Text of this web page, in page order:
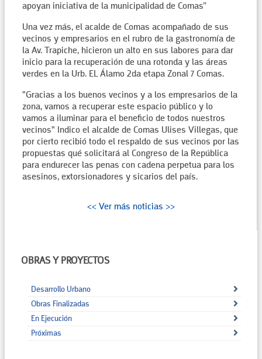
apoyan iniciativa de la municipalidad de Comas”
Una vez más, el acalde de Comas acompañado de sus
vecinos y empresarios en el rubro de la gastronomía de
la Av. Trapiche, hicieron un alto en sus labores para dar
inicio para la recuperación de una rotonda y las áreas
verdes en la Urb. EL Álamo 2da etapa Zonal 7 Comas.
"Gracias a los buenos vecinos y a los empresarios de la
zona, vamos a recuperar este espacio público y lo
vamos a iluminar para el beneficio de todos nuestros
vecinos" Indico el alcalde de Comas Ulises Villegas, que
por cierto recibió todo el respaldo de sus vecinos por las
propuestas qué solicitará al Congreso de la República
para endurecer las penas con cadena perpetua para los
asesinos, extorsionadores y sicarios del país.
<< Ver más noticias >>
OBRAS Y PROYECTOS
Desarrollo Urbano
Obras Finalizadas
En Ejecución
Próximas